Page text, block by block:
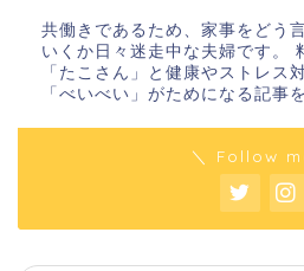
共働きであるため、家事をどう
いくか日々迷走中な夫婦です。
「たこさん」と健康やストレス
「べいべい」がためになる記事
＼ Follow